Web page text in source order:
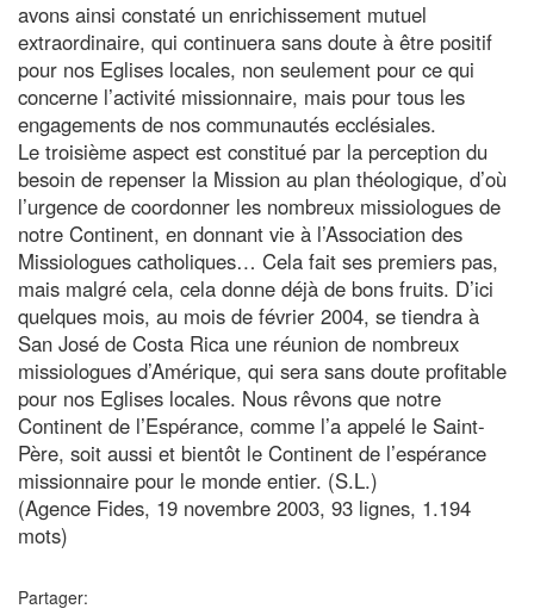
avons ainsi constaté un enrichissement mutuel
extraordinaire, qui continuera sans doute à être positif
pour nos Eglises locales, non seulement pour ce qui
concerne l’activité missionnaire, mais pour tous les
engagements de nos communautés ecclésiales.
Le troisième aspect est constitué par la perception du
besoin de repenser la Mission au plan théologique, d’où
l’urgence de coordonner les nombreux missiologues de
notre Continent, en donnant vie à l’Association des
Missiologues catholiques… Cela fait ses premiers pas,
mais malgré cela, cela donne déjà de bons fruits. D’ici
quelques mois, au mois de février 2004, se tiendra à
San José de Costa Rica une réunion de nombreux
missiologues d’Amérique, qui sera sans doute profitable
pour nos Eglises locales. Nous rêvons que notre
Continent de l’Espérance, comme l’a appelé le Saint-
Père, soit aussi et bientôt le Continent de l’espérance
missionnaire pour le monde entier. (S.L.)
(Agence Fides, 19 novembre 2003, 93 lignes, 1.194
mots)
Partager: